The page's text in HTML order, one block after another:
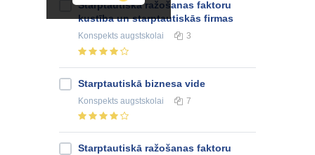
Starptautiskā ražošanas faktoru
kustība un starptautiskās firmas
Konspekts augstskolai 3
Starptautiskā biznesa vide
Konspekts augstskolai 7
Starptautiskā ražošanas faktoru